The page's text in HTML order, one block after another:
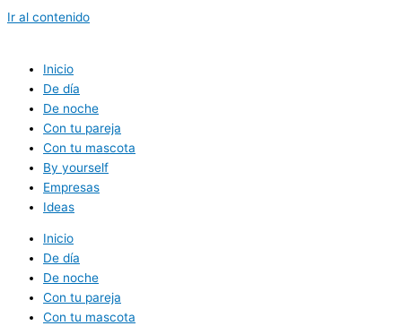
Ir al contenido
Inicio
De día
De noche
Con tu pareja
Con tu mascota
By yourself
Empresas
Ideas
Inicio
De día
De noche
Con tu pareja
Con tu mascota